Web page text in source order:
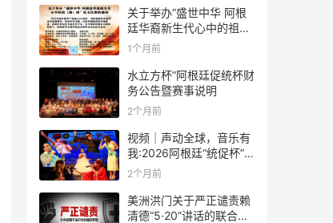
关于举办“盛世中华 阿根
廷华裔新生代心中的祖
(籍)国”征文比赛的通知
1个月前
水立方杯”阿根廷促统杯财
务公告暨赛事说明
2个月前
视频｜声动全球，音乐有
我:2026阿根廷“统促杯”水
立方中文歌曲大赛总决赛
2个月前
美洲洪门关于严正谴责赖
清德“5·20”讲话的联合声